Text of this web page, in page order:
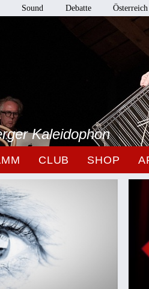
Sound Debatte Österreich
Kaleidophon
CLUB SHOP